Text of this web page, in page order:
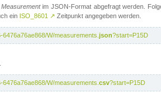
Measurementim JSON-Format abgefragt werden.
ein ISO_8601 ↗ Zeitpunkt angegeben werden.
W/measurements. json?start=P15D
W/measurements. csv?start=P15D